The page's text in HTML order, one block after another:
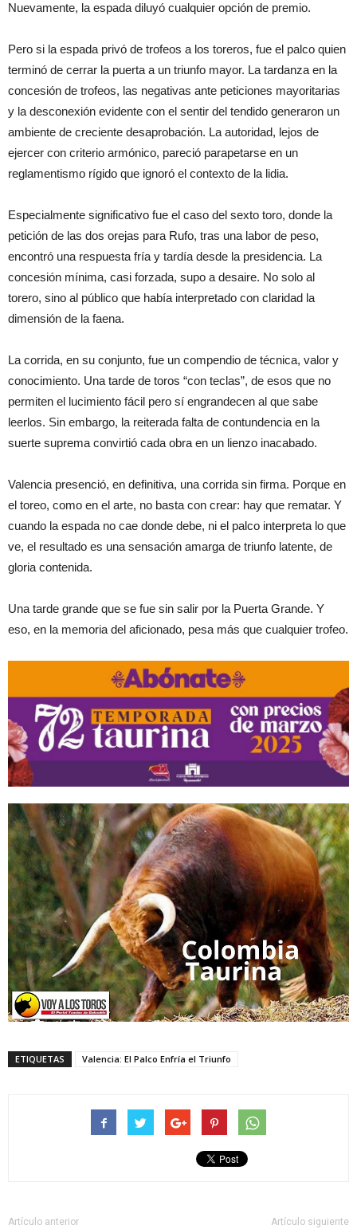
Nuevamente, la espada diluyó cualquier opción de premio.
Pero si la espada privó de trofeos a los toreros, fue el palco quien
terminó de cerrar la puerta a un triunfo mayor. La tardanza en la
concesión de trofeos, las negativas ante peticiones mayoritarias
y la desconexión evidente con el sentir del tendido generaron un
ambiente de creciente desaprobación. La autoridad, lejos de
ejercer con criterio armónico, pareció parapetarse en un
reglamentismo rígido que ignoró el contexto de la lidia.
Especialmente significativo fue el caso del sexto toro, donde la
petición de las dos orejas para Rufo, tras una labor de peso,
encontró una respuesta fría y tardía desde la presidencia. La
concesión mínima, casi forzada, supo a desaire. No solo al
torero, sino al público que había interpretado con claridad la
dimensión de la faena.
La corrida, en su conjunto, fue un compendio de técnica, valor y
conocimiento. Una tarde de toros “con teclas”, de esos que no
permiten el lucimiento fácil pero sí engrandecen al que sabe
leerlos. Sin embargo, la reiterada falta de contundencia en la
suerte suprema convirtió cada obra en un lienzo inacabado.
Valencia presenció, en definitiva, una corrida sin firma. Porque en
el toreo, como en el arte, no basta con crear: hay que rematar. Y
cuando la espada no cae donde debe, ni el palco interpreta lo que
ve, el resultado es una sensación amarga de triunfo latente, de
gloria contenida.
Una tarde grande que se fue sin salir por la Puerta Grande. Y
eso, en la memoria del aficionado, pesa más que cualquier trofeo.
ETIQUETAS Valencia: El Palco Enfría el Triunfo
Artículo anterior Artículo siguiente